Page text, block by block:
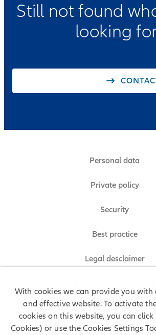
Still not found
looking
Personal data
Private policy
Security
Best practice
Legal desclaimer
© Allianz 2025
With cookies we can provide you with
and effective website. To activate
cookies on this website, you can
Cookies) or use the Cookies Settings